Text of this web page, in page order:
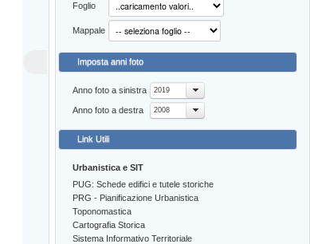
Foglio
Mappale
Imposta anni foto
Anno foto a sinistra 2019
Anno foto a destra 2008
Link Utili
Urbanistica e SIT
PUG: Schede edifici e tutele storiche
PRG - Pianificazione Urbanistica
Toponomastica
Cartografia Storica
Sistema Informativo Territoriale